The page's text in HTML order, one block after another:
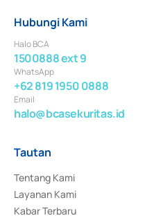
Hubungi Kami
Halo BCA
1500888 ext 9
WhatsApp
+62 819 1950 0888
Email
halo@bcasekuritas.id
Tautan
Tentang Kami
Layanan Kami
Kabar Terbaru